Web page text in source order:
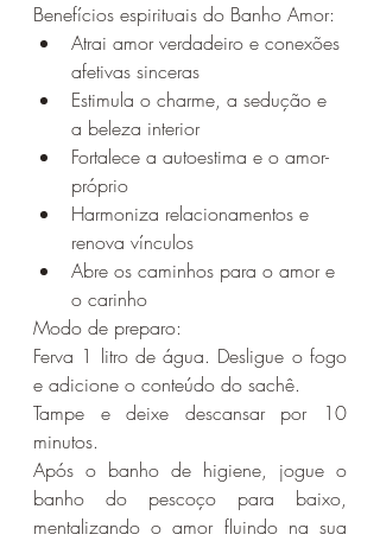
Benefícios espirituais do Banho Amor:
Atrai amor verdadeiro e conexões
afetivas sinceras
Estimula o charme, a sedução e
a beleza interior
Fortalece a autoestima e o amor-
próprio
Harmoniza relacionamentos e
renova vínculos
Abre os caminhos para o amor e
o carinho
Modo de preparo:
Ferva 1 litro de água. Desligue o fogo
e adicione o conteúdo do sachê.
Tampe e deixe descansar por 10
minutos.
Após o banho de higiene, jogue o
banho do pescoço para baixo,
mentalizando o amor fluindo na sua